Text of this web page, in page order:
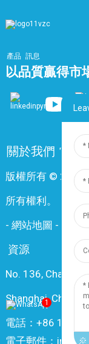
產品 訊息
以品質贏得市
關於我們 常問
版權所有 © 2024
所有權利。
- 網站地圖 -
資源
No. 136,
Shanghai, China
電話：+86
電子郵件：
1